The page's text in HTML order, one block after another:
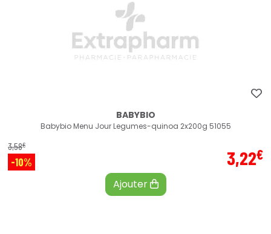
BABYBIO
Babybio Menu Jour Legumes-quinoa 2x200g 51055
3,58€
-10% 3,22€
Ajouter